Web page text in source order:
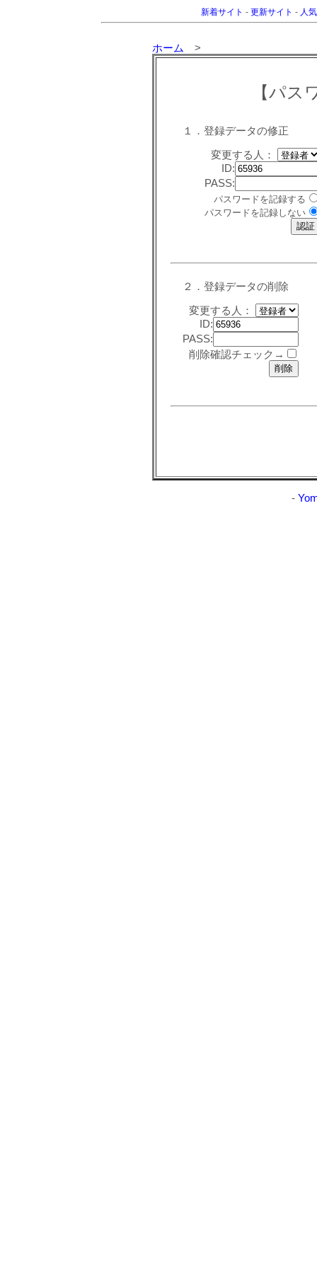
新着サイト - 更新サイト - 人
ホーム >
【パス
１．登録データの修正
変更する人：
ID:
PASS:
パスワードを記録する
パスワードを記録しない
２．登録データの削除
変更する人：
ID:
PASS:
削除確認チェック→
-